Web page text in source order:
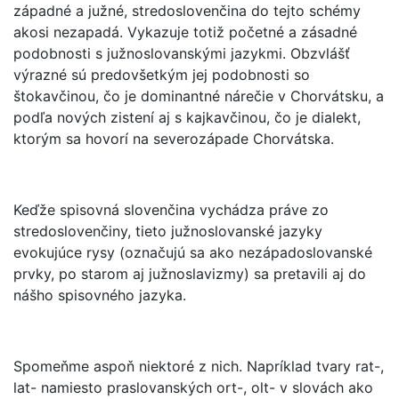
západné a južné, stredoslovenčina do tejto schémy
akosi nezapadá. Vykazuje totiž početné a zásadné
podobnosti s južnoslovanskými jazykmi. Obzvlášť
výrazné sú predovšetkým jej podobnosti so
štokavčinou, čo je dominantné nárečie v Chorvátsku, a
podľa nových zistení aj s kajkavčinou, čo je dialekt,
ktorým sa hovorí na severozápade Chorvátska.
Keďže spisovná slovenčina vychádza práve zo
stredoslovenčiny, tieto južnoslovanské jazyky
evokujúce rysy (označujú sa ako nezápadoslovanské
prvky, po starom aj južnoslavizmy) sa pretavili aj do
nášho spisovného jazyka.
Spomeňme aspoň niektoré z nich. Napríklad tvary rat-,
lat- namiesto praslovanských ort-, olt- v slovách ako